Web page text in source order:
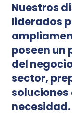
Nuestros
liderados
poseen un
del
sector,
soluciones
necesidad.